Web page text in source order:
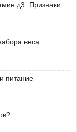
д3. Признаки
веса
питание